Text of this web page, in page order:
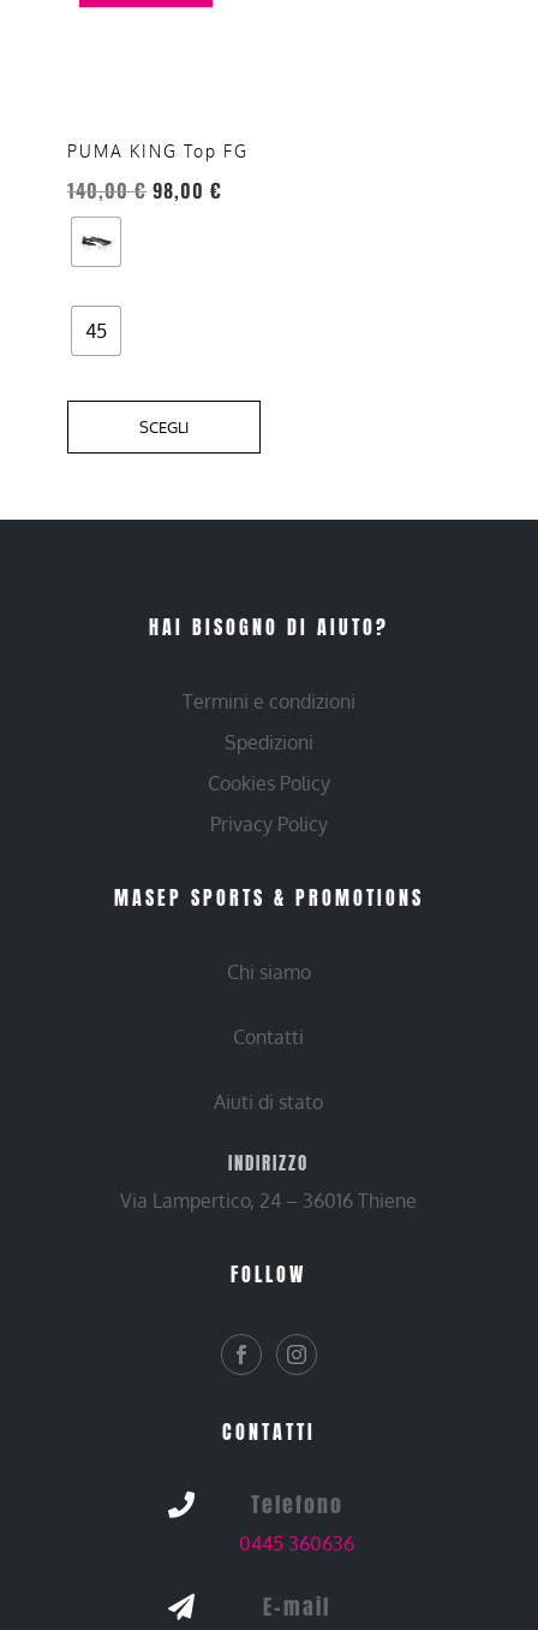
PUMA KING Top FG
140,00€ 98,00 €
45
SCEGLI
opzioni
essere
scelte
nella
del
prodotto
HAI BISOGNO DI AIUTO?
Termini e condizioni
Spedizioni
Cookies Policy
Privacy Policy
MASEP SPORTS & PROMOTIONS
Chi siamo
Contatti
Aiuti di stato
INDIRIZZO
Via Lampertico, 24 – 36016 Thiene
FOLLOW
CONTATTI
 Telefono
0445 360636
 E-mail